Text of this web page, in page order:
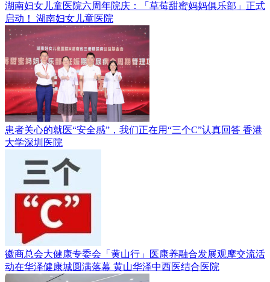
湖南妇女儿童医院六周年院庆：「草莓甜蜜妈妈俱乐部」正式
启动！ 湖南妇女儿童医院
患者关心的就医“安全感”，我们正在用“三个C”认真回答 香港
大学深圳医院
徽商总会大健康专委会「黄山行」医康养融合发展观摩交流活
动在华泽健康城圆满落幕 黄山华泽中西医结合医院